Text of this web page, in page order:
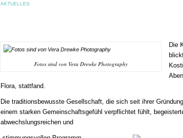
AKTUELLES
Fotos sind von Vera Drewke Photography
Die
Flora, stattfand.
Die traditionsbewusste Gesellschaft, die sich seit ihrer
einem starken Gemeinschaftsgefühl verpflichtet fühlt,
abwechslungsreichen und